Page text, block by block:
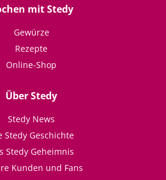
mit Stedy
Gewürze
Rezepte
Online-Shop
Über Stedy
Stedy News
Stedy Geschichte
Stedy Geheimnis
Kunden und Fans